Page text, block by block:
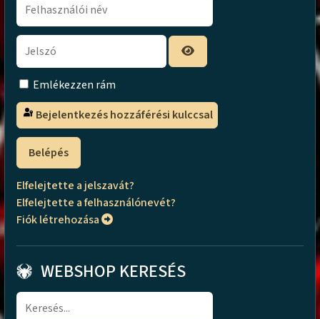
Emlékezzen rám
Bejelentkezés hozzáférési kulccsal
Belépés
Elfelejtette a jelszavát?
Elfelejtette a felhasználónevét?
Fiók létrehozása
WEBSHOP KERESÉS